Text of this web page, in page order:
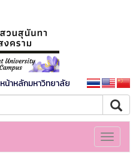
หน้าหลักมหาวิทยาลัย
Toggle